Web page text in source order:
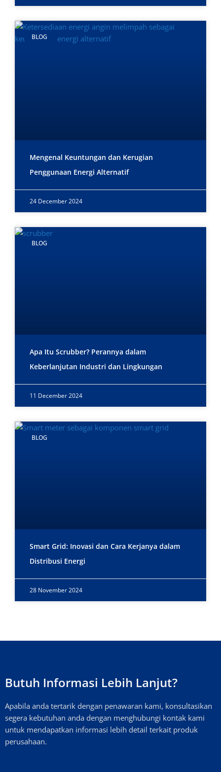
BLOG
Mengenal Keuntungan dan Kerugian
Penggunaan Energi Alternatif
24 December 2024
BLOG
Apa Itu Scrubber? Perannya dalam
Keberlanjutan Industri dan Lingkungan
11 December 2024
BLOG
Smart Grid: Inovasi dan Cara Kerjanya dalam
Distribusi Energi
28 November 2024
Butuh Informasi Lebih Lanjut?
Apabila anda tertarik dengan penawaran kami, konsultasikan
segera kebutuhan anda dengan menghubungi kontak kami
untuk mendapatkan informasi lebih detail terkait produk
perusahaan.